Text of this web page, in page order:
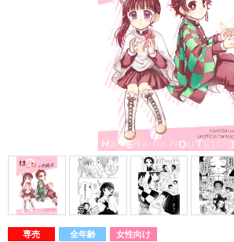
専売 全年齢 女性向け